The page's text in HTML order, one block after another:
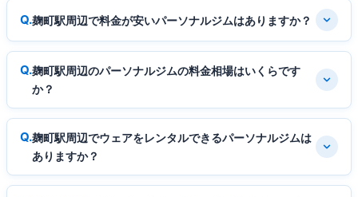
麹町駅周辺で料金が安いパーソナルジムはありますか？
麹町駅周辺のパーソナルジムの料金相場はいくらです
か？
麹町駅周辺でウェアをレンタルできるパーソナルジムは
ありますか？